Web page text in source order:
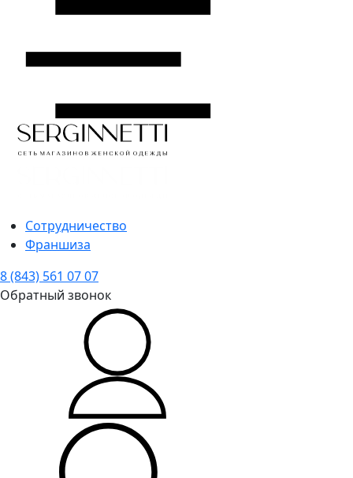
Сотрудничество
Франшиза
8 (843) 561 07 07
Обратный звонок